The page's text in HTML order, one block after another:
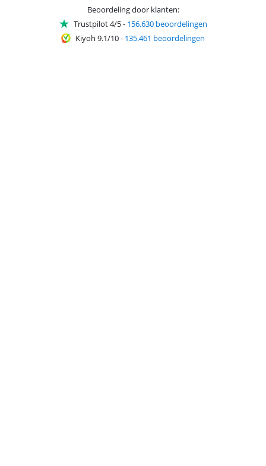
Beoordeling door klanten:
Trustpilot 4/5- 156.630 beoordelingen
Kiyoh 9.1/10- 135.461 beoordelingen